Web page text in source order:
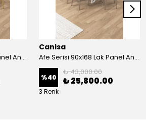
Afe Serisi 90x168 Lak Panel Antrasit İroni Masa ve 6 Sandalye Gold Kaplama Ayak
Canisa
Afe Serisi 90x168 Lak Panel Antrasit İroni Masa ve 6 Sandalye Krom Kaplama Ayak
%40
₺ 43,000.00
₺ 25,800.00
3 Renk